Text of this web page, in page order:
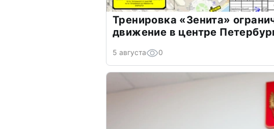
Тренировка «Зенита»
движение в центре
5 августа 0